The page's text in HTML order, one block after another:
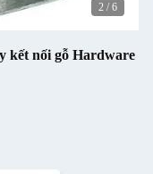
2 / 6
kết nối gỗ Hardware